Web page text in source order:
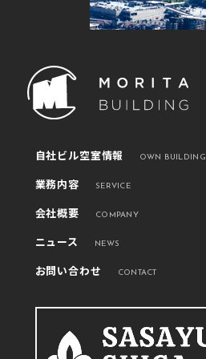
自社ビル空室情報 OWN BUILDING
業務内容 SERVICE
会社概要 COMPANY
ニュース NEWS
お問い合わせ CONTACT